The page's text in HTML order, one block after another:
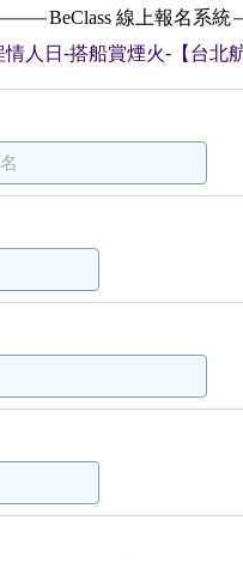
BeClass 線上報名系統
人日-搭船賞煙火-【台北